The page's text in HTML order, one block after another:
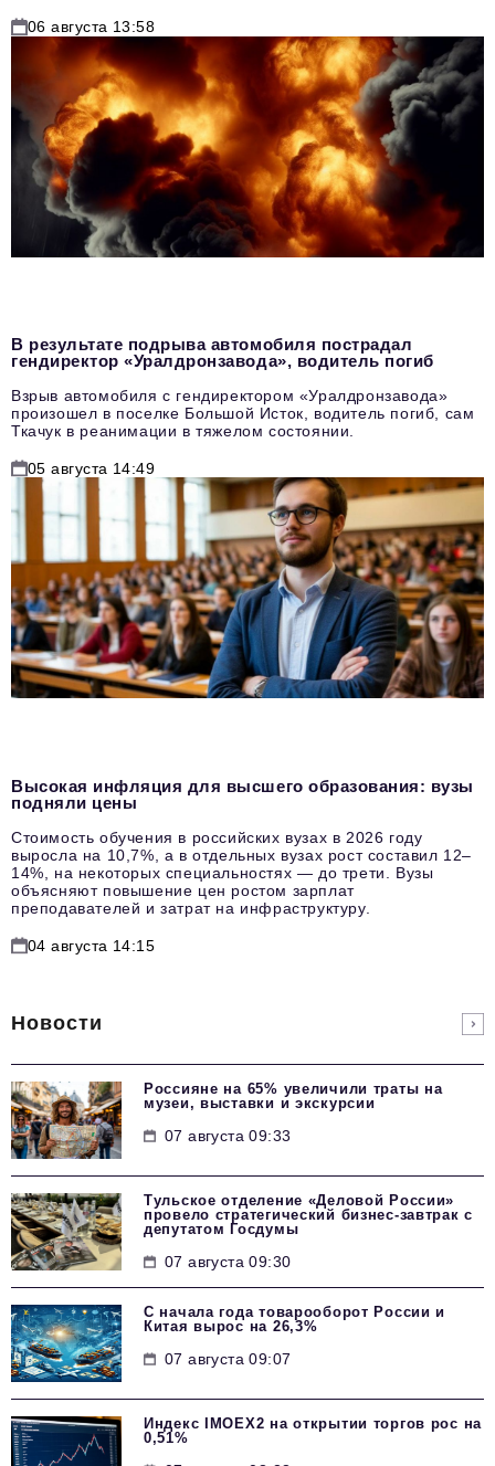
06 августа 13:58
В результате подрыва автомобиля пострадал
гендиректор «Уралдронзавода», водитель погиб
Взрыв автомобиля с гендиректором «Уралдронзавода»
произошел в поселке Большой Исток, водитель погиб, сам
Ткачук в реанимации в тяжелом состоянии.
05 августа 14:49
Высокая инфляция для высшего образования: вузы
подняли цены
Стоимость обучения в российских вузах в 2026 году
выросла на 10,7%, а в отдельных вузах рост составил 12–
14%, на некоторых специальностях — до трети. Вузы
объясняют повышение цен ростом зарплат
преподавателей и затрат на инфраструктуру.
04 августа 14:15
Новости
Россияне на 65% увеличили траты на
музеи, выставки и экскурсии
07 августа 09:33
Тульское отделение «Деловой России»
провело стратегический бизнес-завтрак с
депутатом Госдумы
07 августа 09:30
С начала года товарооборот России и
Китая вырос на 26,3%
07 августа 09:07
Индекс IMOEX2 на открытии торгов рос на
0,51%